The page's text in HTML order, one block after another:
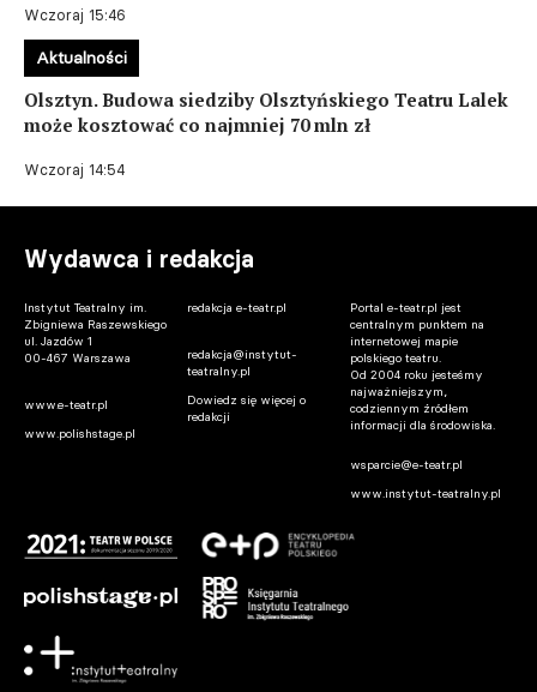
Wczoraj 15:46
Olsztyn. Budowa siedziby Olsztyńskiego Teatru Lalek
może kosztować co najmniej 70 mln zł
Wczoraj 14:54
Aktualności
Wydawca i redakcja
Instytut Teatralny im.
Zbigniewa Raszewskiego
ul. Jazdów 1
00-467 Warszawa
www.e-teatr.pl
www.polishstage.pl
redakcja e-teatr.pl
redakcja@instytut-
teatralny.pl
Dowiedz się więcej o
redakcji
Portal e-teatr.pl jest
centralnym punktem na
internetowej mapie
polskiego teatru.
Od 2004 roku jesteśmy
najważniejszym,
codziennym źródłem
informacji dla środowiska.
wsparcie@e-teatr.pl
www.instytut-teatralny.pl